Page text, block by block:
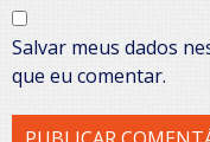
Salvar meus dados
que eu comentar.